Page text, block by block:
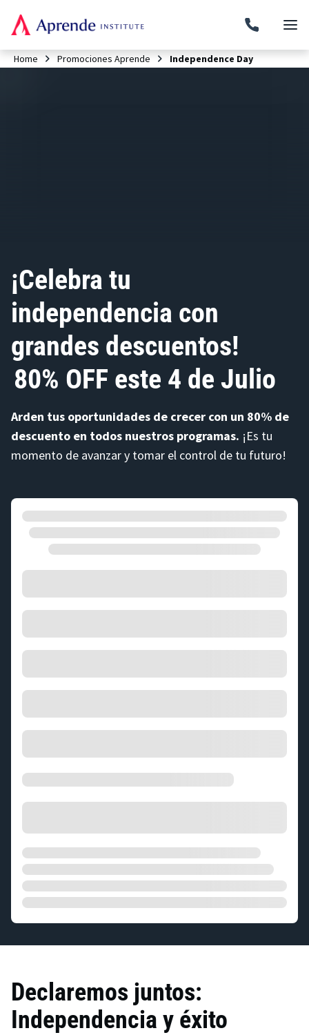
Home Promociones Aprende Independence Day
¡Celebra tu
independencia con
80% OFF este 4 de Julio
Arden tus oportunidades de crecer con un 80% de
descuento en todos nuestros programas. ¡Es tu
momento de avanzar y tomar el control de tu futuro!
Declaremos juntos:
Independencia y éxito